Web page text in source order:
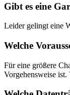
Gibt es eine
Leider gelingt eine
Welche
Für eine größere
Vorgehensweise